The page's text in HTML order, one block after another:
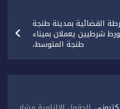
القضائية بمدينة طنجة
شرطيين يعملان بميناء
طنجة المتوسط،